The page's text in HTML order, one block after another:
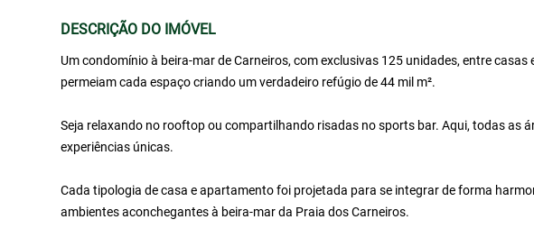
DESCRIÇÃO DO IMÓVEL
Um condomínio à beira-mar de Carneiros, com exclusivas 125 unidades, entre
permeiam cada espaço criando um verdadeiro refúgio de 44 mil m².
Seja relaxando no rooftop ou compartilhando risadas no sports bar. Aqui, todas as
experiências únicas.
Cada tipologia de casa e apartamento foi projetada para se integrar de forma
ambientes aconchegantes à beira-mar da Praia dos Carneiros.